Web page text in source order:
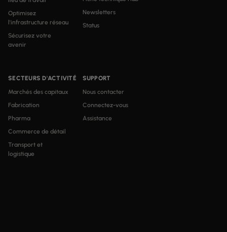
Optimisez
l'infrastructure réseau
Sécurisez votre
avenir
SECTEURS D'ACTIVITÉ
Marchés des capitaux
Fabrication
Pharma
Commerce de détail
Transport et
logistique
Newsletters
Status
SUPPORT
Nous contacter
Connectez-vous
Assistance